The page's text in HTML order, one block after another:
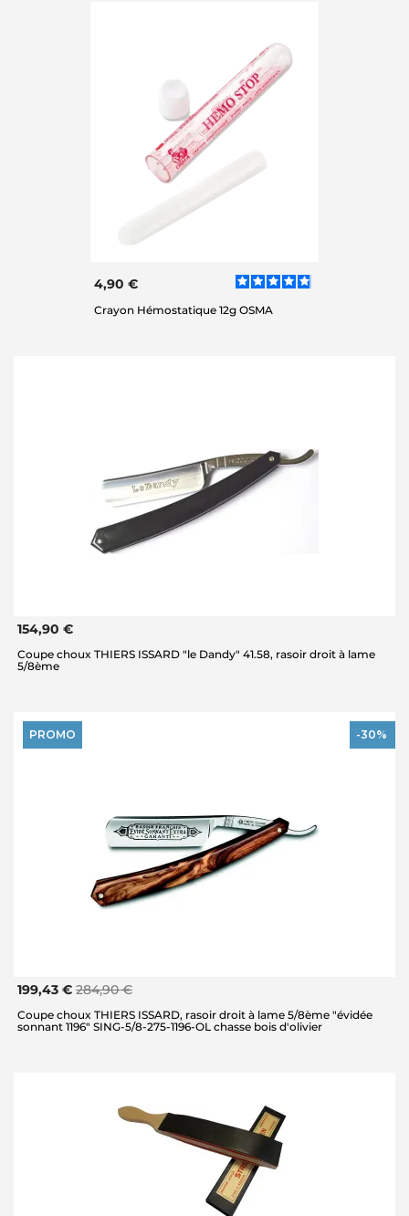
4,90 €
Crayon Hémostatique 12g OSMA
154,90 €
Coupe choux THIERS ISSARD "le Dandy" 41.58, rasoir droit à lame
5/8ème
PROMO -30%
199,43 € 284,90 €
Coupe choux THIERS ISSARD, rasoir droit à lame 5/8ème "évidée
sonnant 1196" SING-5/8-275-1196-OL chasse bois d'olivier